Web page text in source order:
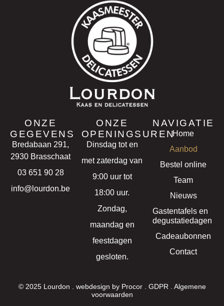
ONZE
GEGEVENS
Bredabaan 291,
2930 Brasschaat
03 651 90 28
info@lourdon.be
NAVIGATIE
Home
Aanbod
Bestel online
Team
Nieuws
Gastentafels en
degustatiedagen
Cadeaubonnen
Contact
ONZE
OPENINGSUREN
Dinsdag tot en
met zaterdag van
9:00 uur tot
18:00 uur.
Zondag,
maandag en
feestdagen
gesloten.
© 2025 Lourdon . webdesign by Procor. GDPR
Algemene
voorwaarden